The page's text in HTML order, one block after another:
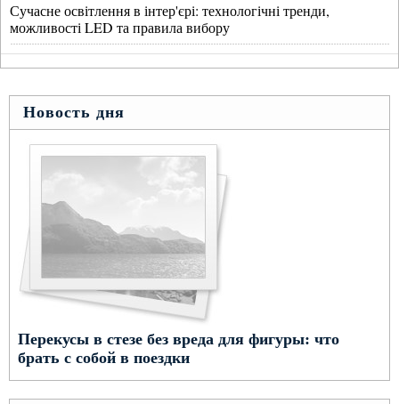
Сучасне освітлення в інтер'єрі: технологічні тренди,
можливості LED та правила вибору
Новость дня
Перекусы в стезе без вреда для фигуры: что
брать с собой в поездки